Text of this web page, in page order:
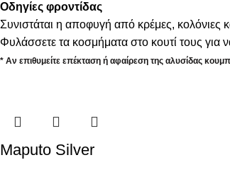
Οδηγίες φροντίδας
Συνιστάται η αποφυγή από κρέμες, κολόνιες
Φυλάσσετε τα κοσμήματα στο κουτί τους για
* Αν επιθυμείτε επέκταση ή αφαίρεση της αλυσίδας
Maputo Silver